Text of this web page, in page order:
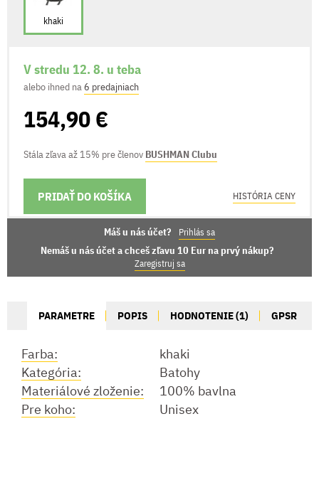
khaki
V stredu 12. 8. u teba
alebo ihned na6 predajniach
154,90 €
Stála zľava až 15% pre členov BUSHMAN Clubu
PRIDAŤ DO KOŠÍKA
MOŽNOSTI DORUČENIA HISTÓRIA CENY
Máš u nás účet? Prihlás sa
Nemáš u nás účet a chceš zľavu 10 Eur na prvý nákup?
Zaregistruj sa
PARAMETRE POPIS HODNOTENIE (1) GPSR
Farba:
khaki
Kategória:
Batohy
Materiálové zloženie:
100% bavlna
Pre koho:
Unisex